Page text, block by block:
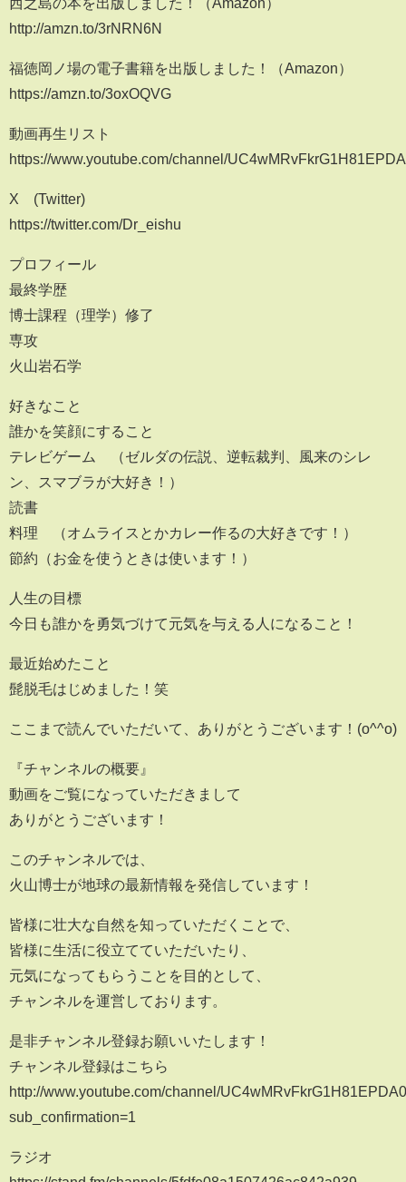
http://amzn.to/3rNRN6N
福徳岡ノ場の電子書籍を出版しました！（Amazon）
https://amzn.to/3oxOQVG
動画再生リスト
https://www.youtube.com/channel/
X (Twitter)
https://twitter.com/Dr_eishu
プロフィール
最終学歴
博士課程（理学）修了
専攻
火山岩石学
好きなこと
誰かを笑顔にすること
テレビゲーム （ゼルダの伝説、逆転裁判、風来のシレ
ン、スマブラが大好き！）
読書
料理 （オムライスとかカレー作るの大好きです！）
節約（お金を使うときは使います！）
人生の目標
今日も誰かを勇気づけて元気を与える人になること！
最近始めたこと
髭脱毛はじめました！笑
ここまで読んでいただいて、ありがとうございます！(o^^o)
『チャンネルの概要』
動画をご覧になっていただきまして
ありがとうございます！
このチャンネルでは、
火山博士が地球の最新情報を発信しています！
皆様に壮大な自然を知っていただくことで、
皆様に生活に役立てていただいたり、
元気になってもらうことを目的として、
チャンネルを運営しております。
是非チャンネル登録お願いいたします！
チャンネル登録はこちら
http://www.youtube.com/channel/
sub_confirmation=1
ラジオ